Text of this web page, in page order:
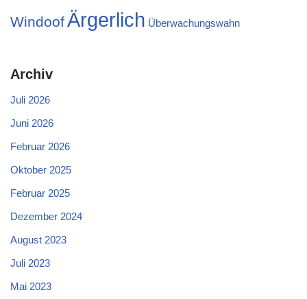
WindoofÄrgerlich Überwachungswahn
Archiv
Juli 2026
Juni 2026
Februar 2026
Oktober 2025
Februar 2025
Dezember 2024
August 2023
Juli 2023
Mai 2023